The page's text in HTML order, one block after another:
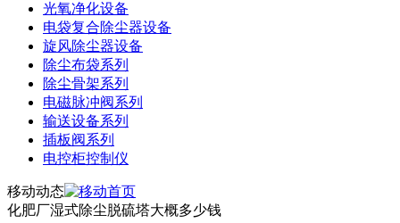
光氧净化设备
电袋复合除尘器设备
旋风除尘器设备
除尘布袋系列
除尘骨架系列
电磁脉冲阀系列
输送设备系列
插板阀系列
电控柜控制仪
移动动态
化肥厂湿式除尘脱硫塔大概多少钱